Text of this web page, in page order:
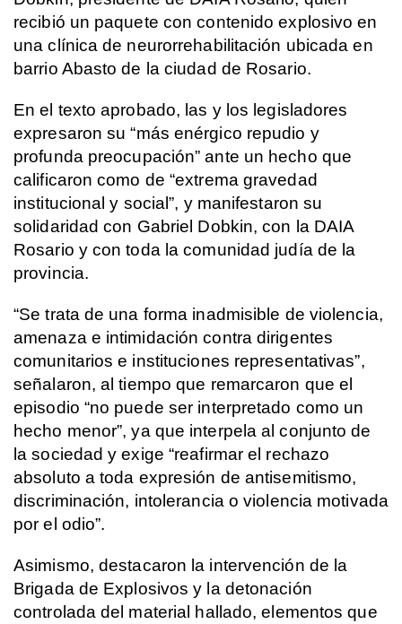
recibió un paquete con contenido explosivo en
una clínica de neurorrehabilitación ubicada en
barrio Abasto de la ciudad de Rosario.
En el texto aprobado, las y los legisladores
expresaron su “más enérgico repudio y
profunda preocupación” ante un hecho que
calificaron como de “extrema gravedad
institucional y social”, y manifestaron su
solidaridad con Gabriel Dobkin, con la DAIA
Rosario y con toda la comunidad judía de la
provincia.
“Se trata de una forma inadmisible de violencia,
amenaza e intimidación contra dirigentes
comunitarios e instituciones representativas”,
señalaron, al tiempo que remarcaron que el
episodio “no puede ser interpretado como un
hecho menor”, ya que interpela al conjunto de
la sociedad y exige “reafirmar el rechazo
absoluto a toda expresión de antisemitismo,
discriminación, intolerancia o violencia motivada
por el odio”.
Asimismo, destacaron la intervención de la
Brigada de Explosivos y la detonación
controlada del material hallado, elementos que